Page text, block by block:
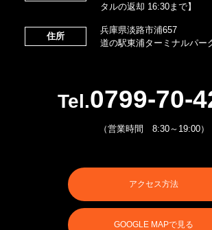
タルの返却 16:30まで】
住所
兵庫県淡路市浦657
道の駅東浦ターミナルパー
Tel.0799-70-
（営業時間 8:30～19:00）
アクセス方法
GOOGLE MAPで見る